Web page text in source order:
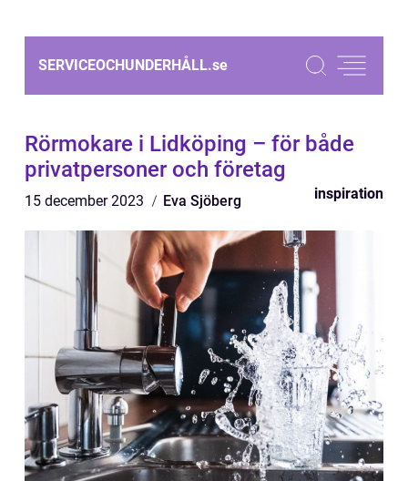
SERVICEOCHUNDERHÅLL.se
Rörmokare i Lidköping – för både
privatpersoner och företag
15 december 2023 Eva Sjöberg inspiration